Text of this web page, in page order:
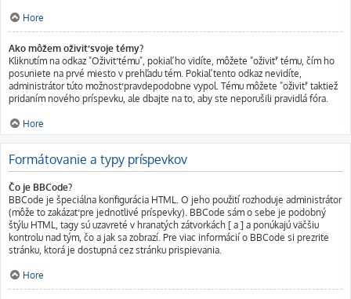
Hore
Ako môžem oživiť svoje témy?
Kliknutím na odkaz "Oživiť tému", pokiaľ ho vidíte, môžete "oživiť" tému, čím ho
posuniete na prvé miesto v prehľadu tém. Pokiaľ tento odkaz nevidíte,
administrátor túto možnosť pravdepodobne vypol. Tému môžete "oživiť" taktiež
pridaním nového príspevku, ale dbajte na to, aby ste neporušili pravidlá fóra.
Hore
Formátovanie a typy príspevkov
Čo je BBCode?
BBCode je špeciálna konfigurácia HTML. O jeho použití rozhoduje administrátor
(môže to zakázať pre jednotlivé príspevky). BBCode sám o sebe je podobný
štýlu HTML, tagy sú uzavreté v hranatých zátvorkách [ a ] a ponúkajú väčšiu
kontrolu nad tým, čo a jak sa zobrazí. Pre viac informácií o BBCode si prezrite
stránku, ktorá je dostupná cez stránku prispievania.
Hore